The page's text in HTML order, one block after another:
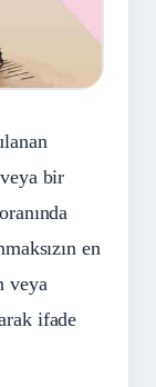
bir
en
veya
ifade